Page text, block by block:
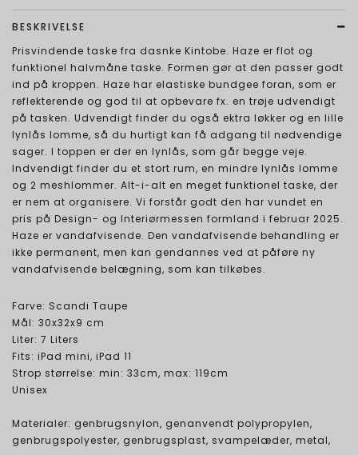
BESKRIVELSE
Prisvindende taske fra dasnke Kintobe. Haze er flot og
funktionel halvmåne taske. Formen gør at den passer godt
ind på kroppen. Haze har elastiske bundgee foran, som er
reflekterende og god til at opbevare fx. en trøje udvendigt
på tasken. Udvendigt finder du også ektra løkker og en lille
lynlås lomme, så du hurtigt kan få adgang til nødvendige
sager. I toppen er der en lynlås, som går begge veje.
Indvendigt finder du et stort rum, en mindre lynlås lomme
og 2 meshlommer. Alt-i-alt en meget funktionel taske, der
er nem at organisere. Vi forstår godt den har vundet en
pris på Design- og Interiørmessen formland i februar 2025.
Haze er vandafvisende. Den vandafvisende behandling er
ikke permanent, men kan gendannes ved at påføre ny
vandafvisende belægning, som kan tilkøbes.
Farve: Scandi Taupe
Mål: 30x32x9 cm
Liter: 7 Liters
Fits: iPad mini, iPad 11
Strop størrelse: min: 33cm, max: 119cm
Unisex
Materialer: genbrugsnylon, genanvendt polypropylen,
genbrugspolyester, genbrugsplast, svampelæder, metal,